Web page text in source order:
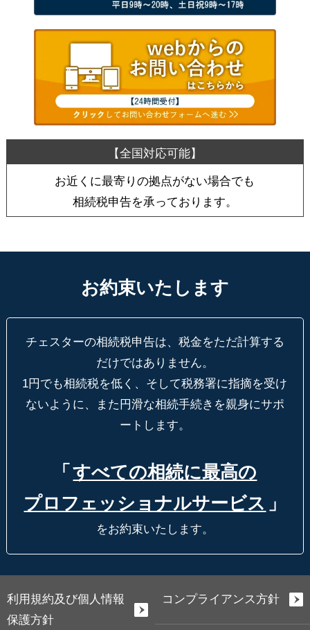
お近くに最寄りの拠点がない場合でも
相続税申告を承っております。
お約束いたします
チェスターの相続税申告は、税金をただ計算する
だけではありません。
1円でも相続税を低く、そして税務署に指摘を受け
ないように、
また円滑な相続手続きを親身にサポ
ートします。
「 すべての相続に最高の
プロフェッショナルサービス 」
をお約束いたします。
利用規約及び個人情報
保護方針
コンプライアンス方針